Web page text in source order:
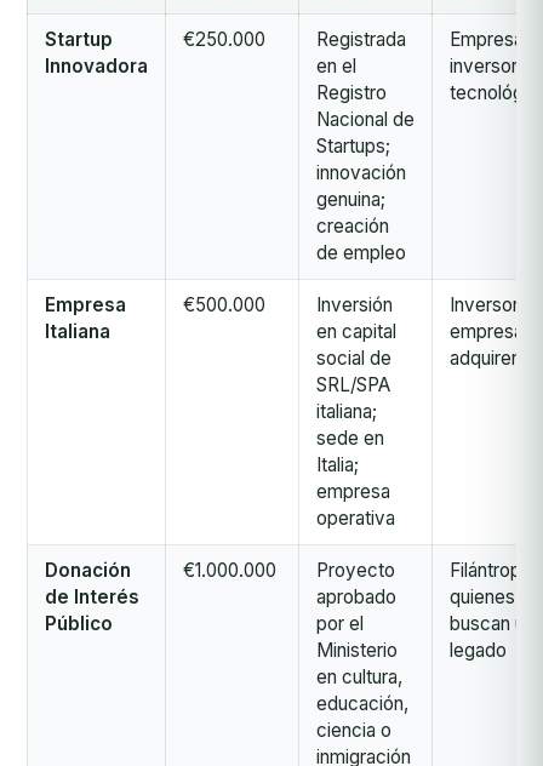
Startup
Innovadora
€250.000
Registrada
en el
Registro
Nacional de
Startups;
innovación
genuina;
creación
de empleo
inversores
Empresa
Italiana
€500.000
Inversión
en capital
social de
SRL/SPA
italiana;
sede en
Italia;
empresa
operativa
Inversores
Donación
de Interés
Público
€1.000.000
Proyecto
aprobado
por el
Ministerio
en cultura,
educación,
ciencia o
inmigración
quienes
buscan un
legado